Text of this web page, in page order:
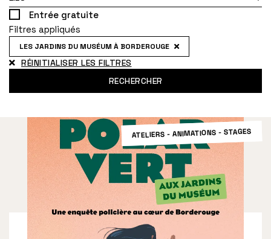
Entrée gratuite
Filtres appliqués
LES JARDINS DU MUSÉUM À BORDEROUGE
RÉINITIALISER LES FILTRES
RECHERCHER
ATELIERS - ANIMATIONS - STAGES